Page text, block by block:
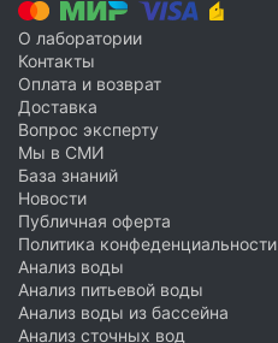
О лаборатории
Контакты
Оплата и возврат
Доставка
Вопрос эксперту
Мы в СМИ
База знаний
Новости
Публичная оферта
Политика конфеденциальности
Анализ воды
Анализ питьевой воды
Анализ воды из бассейна
Анализ сточных вод